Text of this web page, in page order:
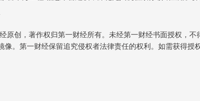
原创，著作权归第一财经所有。未经第一财经书面授权，不
。第一财经保留追究侵权者法律责任的权利。如需获得授